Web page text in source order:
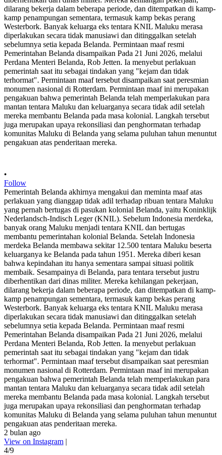
•
Follow
Pemerintah Belanda akhirnya mengakui dan meminta maaf atas
perlakuan yang dianggap tidak adil terhadap ribuan tentara Maluku
yang pernah bertugas di pasukan kolonial Belanda, yaitu Koninklijk
Nederlandsch-Indisch Leger (KNIL). Sebelum Indonesia merdeka,
banyak orang Maluku menjadi tentara KNIL dan bertugas
membantu pemerintahan kolonial Belanda. Setelah Indonesia
merdeka Belanda membawa sekitar 12.500 tentara Maluku beserta
keluarganya ke Belanda pada tahun 1951. Mereka diberi kesan
bahwa kepindahan itu hanya sementara sampai situasi politik
membaik. Sesampainya di Belanda, para tentara tersebut justru
diberhentikan dari dinas militer. Mereka kehilangan pekerjaan,
dilarang bekerja dalam beberapa periode, dan ditempatkan di kamp-
kamp penampungan sementara, termasuk kamp bekas perang
Westerbork. Banyak keluarga eks tentara KNIL Maluku merasa
diperlakukan secara tidak manusiawi dan ditinggalkan setelah
sebelumnya setia kepada Belanda. Permintaan maaf resmi
Pemerintahan Belanda disampaikan Pada 21 Juni 2026, melalui
Perdana Menteri Belanda, Rob Jetten. Ia menyebut perlakuan
pemerintah saat itu sebagai tindakan yang "kejam dan tidak
terhormat". Permintaan maaf tersebut disampaikan saat peresmian
monumen nasional di Rotterdam. Permintaan maaf ini merupakan
pengakuan bahwa pemerintah Belanda telah memperlakukan para
mantan tentara Maluku dan keluarganya secara tidak adil setelah
mereka membantu Belanda pada masa kolonial. Langkah tersebut
juga merupakan upaya rekonsiliasi dan penghormatan terhadap
komunitas Maluku di Belanda yang selama puluhan tahun menuntut
pengakuan atas penderitaan mereka.
2 bulan ago
View on Instagram |
4/9